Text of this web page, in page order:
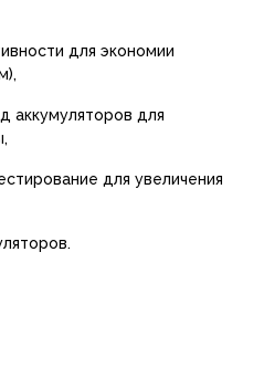
для экономии
аккумуляторов для
для увеличения